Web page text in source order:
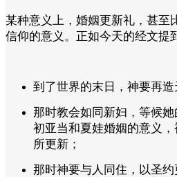
某种意义上，婚姻更新礼，甚至
信仰的意义。正如今天的经文提
到了世界的末日，神要再造
那时教会如同新妇，等候
初亚当和夏娃婚姻的意义
所更新；
那时神要与人同住，以圣